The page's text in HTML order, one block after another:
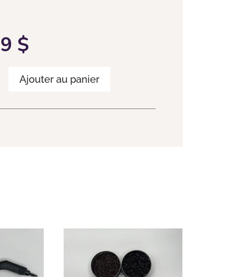
$
Ajouter au panier